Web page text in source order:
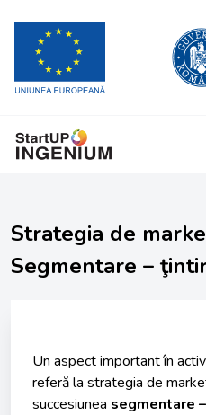
Strategia de
Segmentare –
Un aspect important în
referă la strategia de
succesiunea segmentare